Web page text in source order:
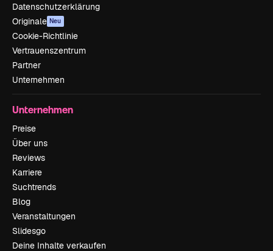
Datenschutzerklärung
Originale Neu
Cookie-Richtlinie
Vertrauenszentrum
Partner
Unternehmen
Unternehmen
Preise
Über uns
Reviews
Karriere
Suchtrends
Blog
Veranstaltungen
Slidesgo
Deine Inhalte verkaufen